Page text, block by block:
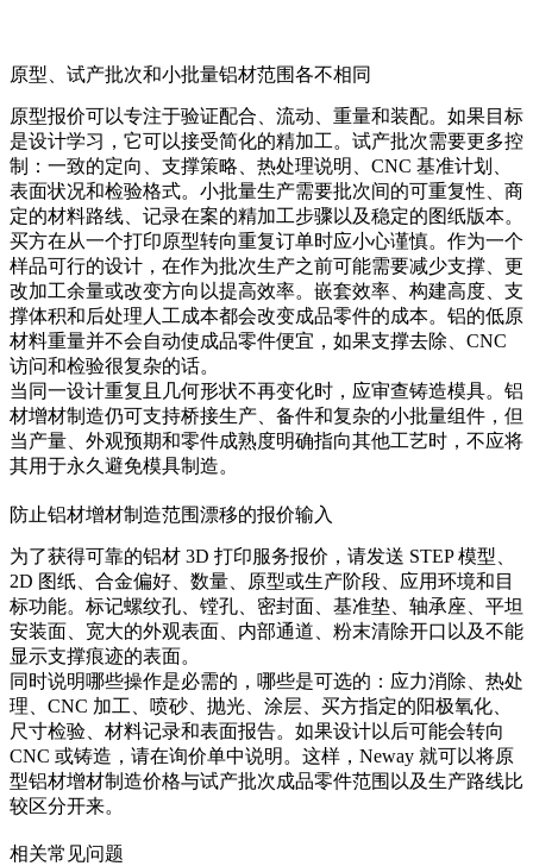
原型、试产批次和小批量铝材范围各不相同
原型报价可以专注于验证配合、流动、重量和装配。如果目标
是设计学习，它可以接受简化的精加工。试产批次需要更多控
制：一致的定向、支撑策略、热处理说明、CNC 基准计划、
表面状况和检验格式。小批量生产需要批次间的可重复性、商
定的材料路线、记录在案的精加工步骤以及稳定的图纸版本。
买方在从一个打印原型转向重复订单时应小心谨慎。作为一个
样品可行的设计，在作为批次生产之前可能需要减少支撑、更
改加工余量或改变方向以提高效率。嵌套效率、构建高度、支
撑体积和后处理人工成本都会改变成品零件的成本。铝的低原
材料重量并不会自动使成品零件便宜，如果支撑去除、CNC
访问和检验很复杂的话。
当同一设计重复且几何形状不再变化时，应审查铸造模具。铝
材增材制造仍可支持桥接生产、备件和复杂的小批量组件，但
当产量、外观预期和零件成熟度明确指向其他工艺时，不应将
其用于永久避免模具制造。
防止铝材增材制造范围漂移的报价输入
为了获得可靠的铝材 3D 打印服务报价，请发送 STEP 模型、
2D 图纸、合金偏好、数量、原型或生产阶段、应用环境和目
标功能。标记螺纹孔、镗孔、密封面、基准垫、轴承座、平坦
安装面、宽大的外观表面、内部通道、粉末清除开口以及不能
显示支撑痕迹的表面。
同时说明哪些操作是必需的，哪些是可选的：应力消除、热处
理、CNC 加工、喷砂、抛光、涂层、买方指定的阳极氧化、
尺寸检验、材料记录和表面报告。如果设计以后可能会转向
CNC 或铸造，请在询价单中说明。这样，Neway 就可以将原
型铝材增材制造价格与试产批次成品零件范围以及生产路线比
较区分开来。
相关常见问题